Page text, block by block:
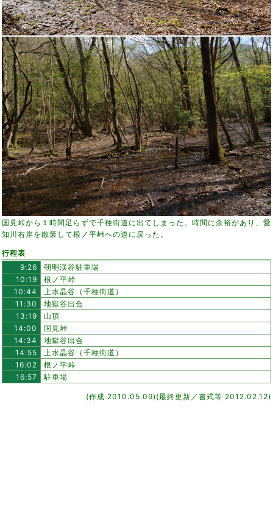
国見峠から１時間足らずで千種街道に出てしまった。時間に余裕があり、愛
知川右岸を散策して根ノ平峠への道に戻った。
行程表
9:26
朝明渓谷駐車場
10:19
根ノ平峠
10:44
上水晶谷（千種街道）
11:30
地獄谷出合
13:19
山頂
14:00
国見峠
14:34
地獄谷出合
14:55
上水晶谷（千種街道）
16:02
根ノ平峠
16:57
駐車場
(作成 2010.05.09)(最終更新／書式等 2012.02.12)